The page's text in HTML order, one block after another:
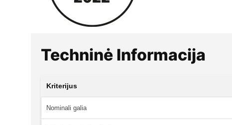
Techninė Informacija
Kriterijus
Nominali galia